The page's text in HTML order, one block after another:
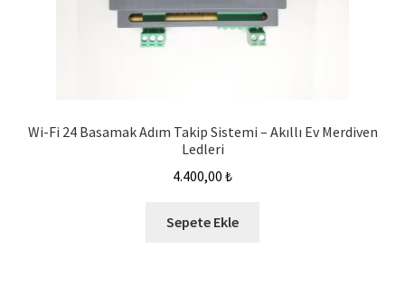
Wi-Fi 24 Basamak Adım Takip Sistemi – Akıllı Ev Merdiven
Ledleri
4.400,00 ₺
Sepete Ekle